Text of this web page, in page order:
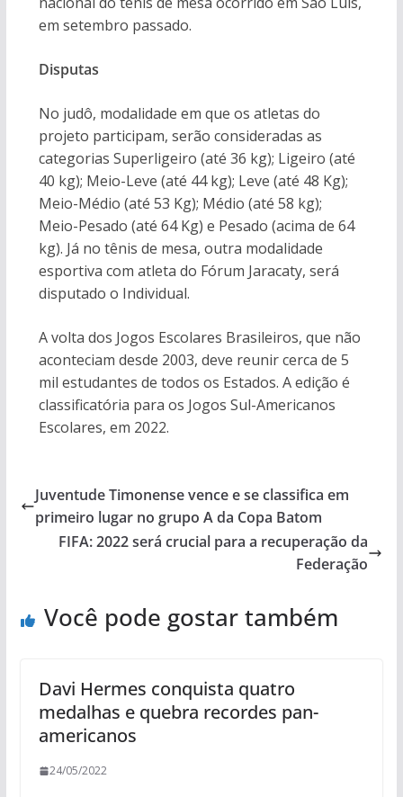
em setembro passado.
Disputas
No judô, modalidade em que os atletas do
projeto participam, serão consideradas as
categorias Superligeiro (até 36 kg); Ligeiro (até
40 kg); Meio-Leve (até 44 kg); Leve (até 48 Kg);
Meio-Médio (até 53 Kg); Médio (até 58 kg);
Meio-Pesado (até 64 Kg) e Pesado (acima de 64
kg). Já no tênis de mesa, outra modalidade
esportiva com atleta do Fórum Jaracaty, será
disputado o Individual.
A volta dos Jogos Escolares Brasileiros, que não
aconteciam desde 2003, deve reunir cerca de 5
mil estudantes de todos os Estados. A edição é
classificatória para os Jogos Sul-Americanos
Escolares, em 2022.
Juventude Timonense vence e se classifica em
primeiro lugar no grupo A da Copa Batom
FIFA: 2022 será crucial para a recuperação da
Federação
Você pode gostar também
Davi Hermes conquista quatro
medalhas e quebra recordes pan-
americanos
24/05/2022